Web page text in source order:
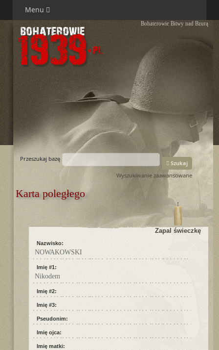
Menu
Bohaterowie Bitwy nad Bzurą
Przeszukaj bazę
Szukaj
Wyszukiwanie zaawansowane
Karta poległego
Zapal świeczkę
Nazwisko:
NOWAKOWSKI
Imię #1:
Nikodem
Imię #2:
Imię #3:
Pseudonim:
Imię ojca:
Imię matki: